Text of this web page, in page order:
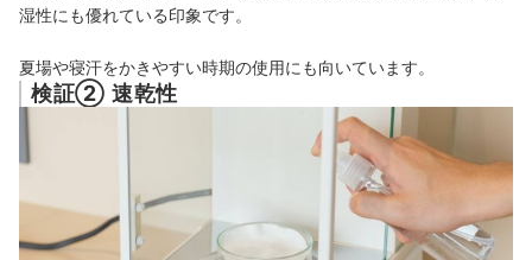
湿性にも優れている印象です。
夏場や寝汗をかきやすい時期の使用にも向いています。
検証② 速乾性